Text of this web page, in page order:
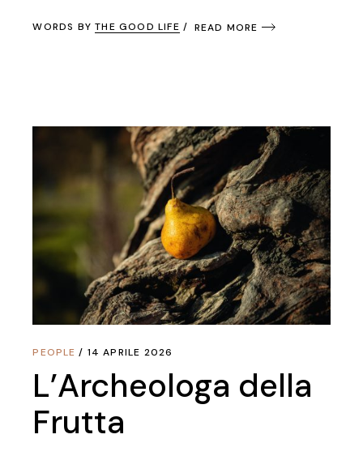
WORDS BYTHE GOOD LIFE READ MORE
PEOPLE 14 APRILE 2026
L’Archeologa della
Frutta